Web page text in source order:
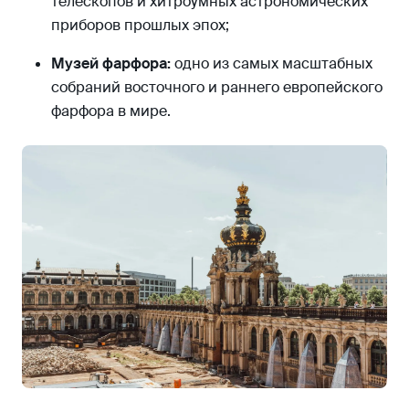
приборов прошлых эпох;
Музей фарфора:одно из самых масштабных
собраний восточного и раннего европейского
фарфора в мире.